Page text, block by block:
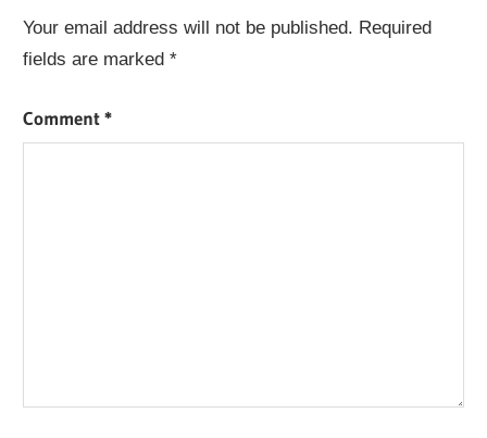
Your email address will not be published. Required
fields are marked*
Comment*